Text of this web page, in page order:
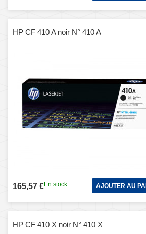
HP CF 410 A noir N° 410 A
165,57 €En stock AJOUTER AU
HP CF 410 X noir N° 410 X